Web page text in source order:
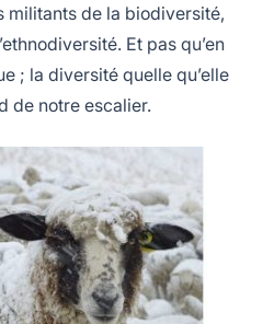
militants de la biodiversité,
Et pas qu’en
; la diversité quelle qu’elle
de notre escalier.